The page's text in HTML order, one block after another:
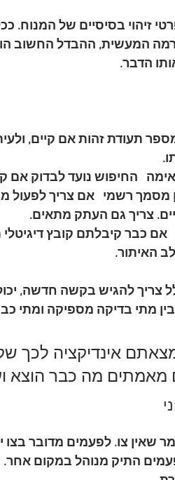
זיהוי בסיסיים של המנוח.
המעשית, ההבדל החשוב
הדבר.
מספר תעודת זהות אם קיים,
החיפוש נועד לבדוק אם
מסמך רשמי
אם צריך לפעול
צריך גם העתק מתאים.
אם כבר קיבלתם קובץ
האיתור.
צריך להגיש בקשה חדשה,
מתי בדיקה מספיקה ומתי
אינדיקציה לכך
מה כבר הוצא
שאין צו. לפעמים מדובר
התיק מנוהל במקום